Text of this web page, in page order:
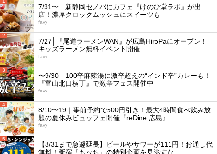
1
7/31〜｜新静岡セノバにカフェ『けのひ堂ラボ』が出
店！濃厚クロックムッシュにスイーツも
favy
2
7/27│『尾道ラーメンWAN』が広島HiroPaにオープン！
キッズラーメン無料イベント開催
favy
3
〜9/30｜100辛麻辣湯に激辛超えの“インド辛”カレーも！
『富山北口横丁』で激辛フェス開催中
favy
4
8/10〜19｜事前予約で500円引き！最大4時間食べ飲み放
題の夏休みビュッフェ開催『reDine 広島』
favy
5
【8/31まで急遽延長】ビールやサワーが111円！お通し代
無料！新宿『もッち』の特別企画を見逃すな